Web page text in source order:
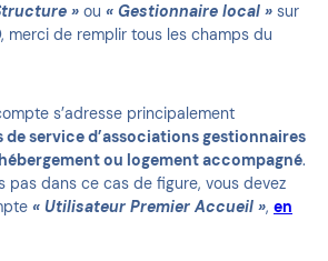
» ou « Gestionnaire local » sur
merci de remplir tous les champs du
s’adresse principalement
de service d’associations gestionnaires
ou logement accompagné.
pas dans ce cas de figure, vous devez
« Utilisateur Premier Accueil », en